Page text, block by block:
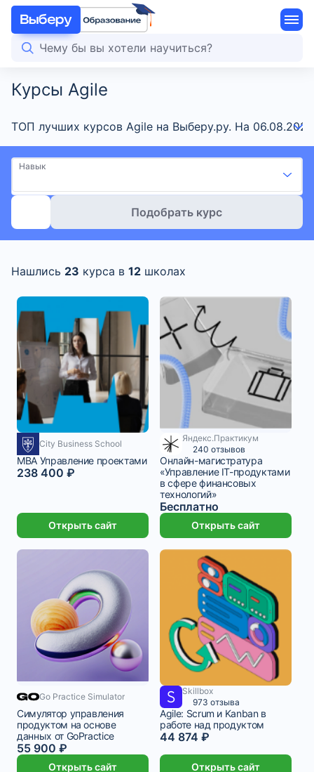
Курсы Agile
ТОП лучших курсов Agile на Выберу.ру. На
Навык
Подобрать курс
Нашлись 23 курса в 12 школах
City Business School
MBA Управление проектами
238 400 ₽
Открыть сайт
1 ₽/месЯндекс.Практикум
240 отзывов
Онлайн-магистратура
«Управление IT-продуктами
в сфере финансовых
технологий»
Бесплатно
Открыть сайт
3 106 ₽/мес 2 месяца
Go Practice Simulator
Симулятор управления
продуктом на основе
данных от GoPractice
55 900 ₽
Открыть сайт
3 740 ₽/мес
Skillbox
973 отзыва
Agile: Scrum и Kanban в
работе над продуктом
44 874 ₽
Открыть сайт